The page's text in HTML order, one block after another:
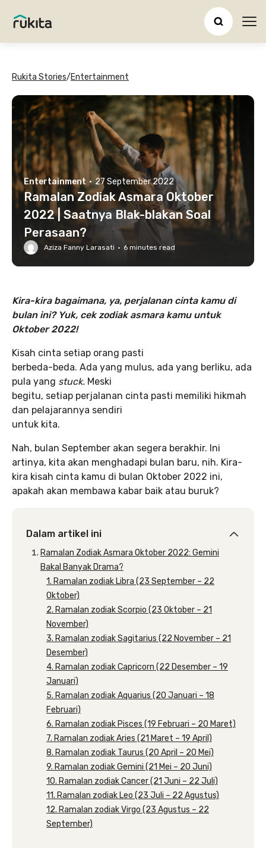
Rukita Stories/Entertainment
Entertainment · 27 September 2022
Ramalan Zodiak Asmara Oktober
2022 | Saatnya Blak-blakan Soal
Perasaan?
Aziza Fanny Larasati · 6 minutes read
Kira-kira bagaimana, ya, perjalanan cinta kamu di
bulan ini? Yuk, cek zodiak asmara kamu untuk
Oktober 2022!
Kisah cinta setiap orang pasti
berbeda-beda. Ada yang mulus, ada yang berliku, ada
pula yang stuck. Meski
begitu, setiap perjalanan cinta pasti memiliki hikmah
dan pelajarannya sendiri
untuk kita.
Nah, bulan September akan segera berakhir. Ini
artinya, kita akan menghadapi bulan baru, nih. Kira-
kira kisah cinta kamu di bulan Oktober 2022 ini,
apakah akan membawa kabar baik atau buruk?
Dalam artikel ini
Ramalan Zodiak Asmara Oktober 2022: Gemini
Bakal Banyak Drama?
1. Ramalan zodiak Libra (23 September – 22
Oktober)
2. Ramalan zodiak Scorpio (23 Oktober – 21
November)
3. Ramalan zodiak Sagitarius (22 November – 21
Desember)
4. Ramalan zodiak Capricorn (22 Desember – 19
Januari)
5. Ramalan zodiak Aquarius (20 Januari – 18
Februari)
6. Ramalan zodiak Pisces (19 Februari – 20 Maret)
7. Ramalan zodiak Aries (21 Maret – 19 April)
8. Ramalan zodiak Taurus (20 April – 20 Mei)
9. Ramalan zodiak Gemini (21 Mei – 20 Juni)
10. Ramalan zodiak Cancer (21 Juni – 22 Juli)
11. Ramalan zodiak Leo (23 Juli – 22 Agustus)
12. Ramalan zodiak Virgo (23 Agustus – 22
September)